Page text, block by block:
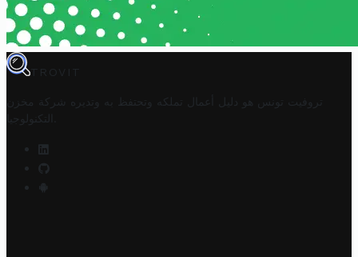
TROVIT
تروفيت تونس هو دليل أعمال تملكه وتحتفظ به وتديره
شركة مخزن
التكنولوجيا